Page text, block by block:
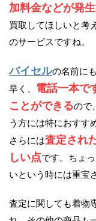
加料金などが発
買取してほしいと考
のサービスですね。
バイセルの名前に
早く、 電話一本で
ことができるので
う方には特におすす
さらには査定され
しい点です。ちょ
いという時には重宝
査定に関しても着物